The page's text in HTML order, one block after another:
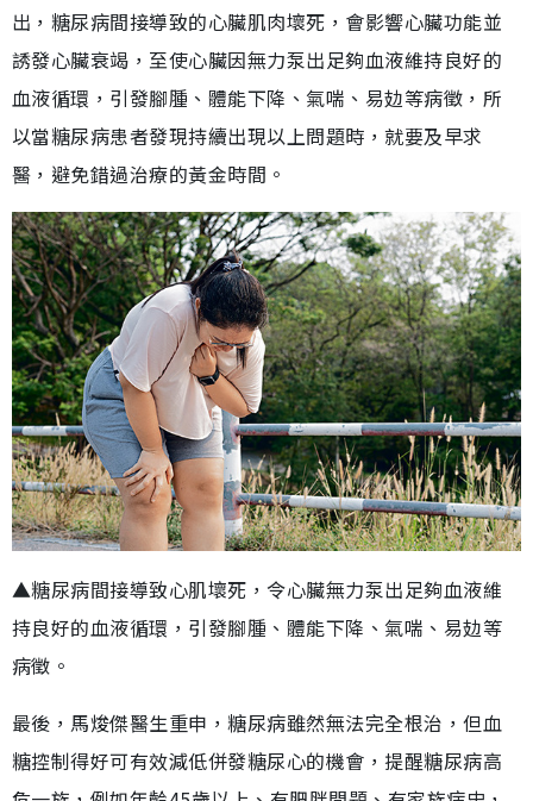
出，糖尿病間接導致的心臟肌肉壞死，會影響心臟功能並
誘發心臟衰竭，至使心臟因無力泵出足夠血液維持良好的
血液循環，引發腳腫、體能下降、氣喘、易攰等病徵，所
以當糖尿病患者發現持續出現以上問題時，就要及早求
醫，避免錯過治療的黃金時間。
▲糖尿病間接導致心肌壞死，令心臟無力泵出足夠血液維
持良好的血液循環，引發腳腫、體能下降、氣喘、易攰等
病徵。
最後，馬焌傑醫生重申，糖尿病雖然無法完全根治，但血
糖控制得好可有效減低併發糖尿心的機會，提醒糖尿病高